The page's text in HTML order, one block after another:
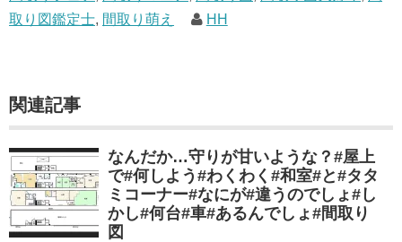
取り図鑑定士, 間取り萌え HH
関連記事
なんだか…守りが甘いような？#屋上
で#何しよう#わくわく#和室#と#タタ
ミコーナー#なにが#違うのでしょ#し
かし#何台#車#あるんでしょ#間取り
図